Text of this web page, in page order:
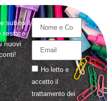
subito il
restare
nuovi
Ho letto e
accetto il
trattamentodei